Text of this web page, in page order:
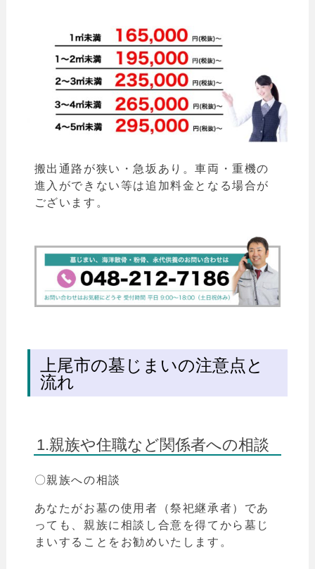
搬出通路が狭い・急坂あり。車両・重機の
進入ができない等は追加料金となる場合が
ございます。
上尾市の墓じまいの注意点と
流れ
1.親族や住職など関係者への相談
〇親族への相談
あなたがお墓の使用者（祭祀継承者）であ
っても、親族に相談し合意を得てから墓じ
まいすることをお勧めいたします。